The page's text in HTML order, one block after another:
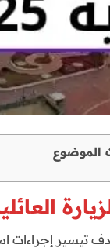
الموضوع
زيارة العائلية
تيسير إجراءات